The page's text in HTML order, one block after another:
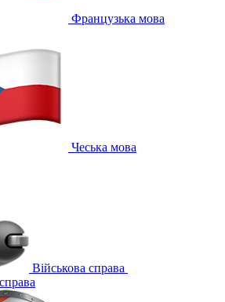
Французька мова
Чеська мова
Військова справа